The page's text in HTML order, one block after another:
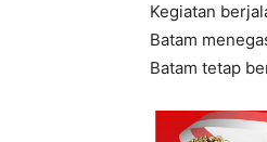
Kegiatan
Batam
Batam tetap